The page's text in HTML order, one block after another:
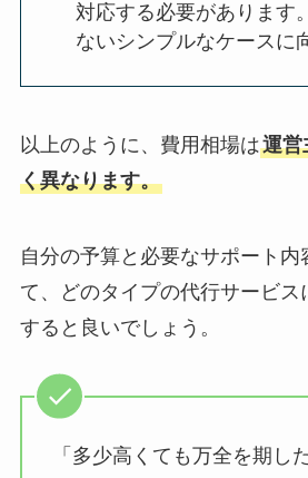
対応する必要があります
ないシンプルなケースに
以上のように、費用相場は運営
く異なります。
自分の予算と必要なサポート
て、どのタイプの代行サービス
すると良いでしょう。
「多少高くても万全を期し